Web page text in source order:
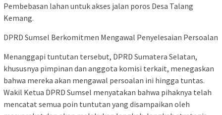
Pembebasan lahan untuk akses jalan poros Desa Talang
Kemang.
DPRD Sumsel Berkomitmen Mengawal Penyelesaian Persoalan
Menanggapi tuntutan tersebut, DPRD Sumatera Selatan,
khususnya pimpinan dan anggota komisi terkait, menegaskan
bahwa mereka akan mengawal persoalan ini hingga tuntas.
Wakil Ketua DPRD Sumsel menyatakan bahwa pihaknya telah
mencatat semua poin tuntutan yang disampaikan oleh